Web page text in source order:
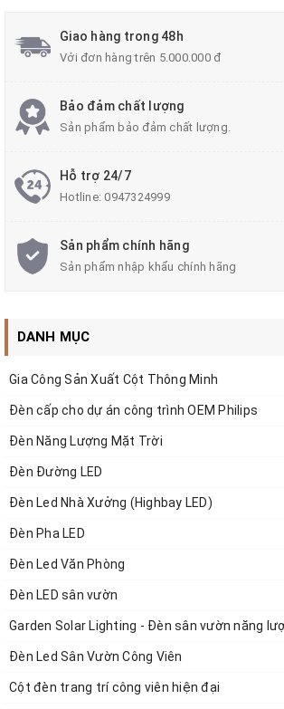
3W, 6W, 9W, 12W, 18W, 24W
1. Đặc điểm và ứng dụng của
tròn các loại công suất
1.1. Đặc điểm
- Vỏ đèn được làm từ chất liệu
điện màu trắng.
- Cấu tạo phía bên trong của sản
tán quang, gương phản xạ và chip LED.
Giao hàng trong 48h
Với đơn hàng trên 5.000.000 đ
Bảo đảm chất lượng
Sản phẩm bảo đảm chất lượng.
Hỗ trợ 24/7
Hotline:0947324999
Sản phẩm chính hãng
Sản phẩm nhập khẩu chính hãng
DANH MỤC
Gia Công Sản Xuất Cột Thông Minh
Đèn cấp cho dự án công trình OEM Philips
Đèn Năng Lượng Mặt Trời
Đèn Đường LED
Đèn Led Nhà Xưởng (Highbay LED)
Đèn Pha LED
Đèn Led Văn Phòng
Đèn LED sân vườn
Garden Solar Lighting - Đèn sân vườn năng
Đèn Led Sân Vườn Công Viên
Cột đèn trang trí công viên hiện đại